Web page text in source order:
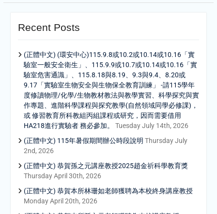
Recent Posts
(正體中文) (環安中心)115.9.8或10.2或10.14或10.16「實
驗室一般安全衛生」、115.9.9或10.7或10.14或10.16「實
驗室危害通識」、115.8.18與8.19、9.3與9.4、8.20或
9.17「實驗室生物安全與生物保全教育訓練」 -請115學年
度修讀物理/化學/生物教材教法與教學實習、科學探究與實
作專題、進階科學課程與探究教學(自然領域同學必修課)，
或 修習教育所科教組丙組課程或研究，因而需要借用
HA218進行實驗者 務必參加。
Tuesday July 14th, 2026
(正體中文) 115年暑假期間辦公時段說明 Thursday July
2nd, 2026
(正體中文) 恭賀孫之元講座教授2025趙金祈科學教育獎
Thursday April 30th, 2026
(正體中文) 恭賀本所林珊如老師獲聘為本校終身講座教授
Monday April 20th, 2026